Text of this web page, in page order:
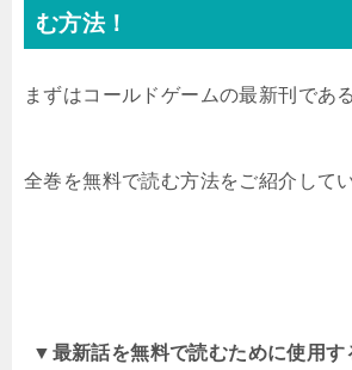
む方法！
まずはコールドゲームの最新刊であ
全巻を無料で読む方法をご紹介して
▼ 最新話を無料で読むために使用す